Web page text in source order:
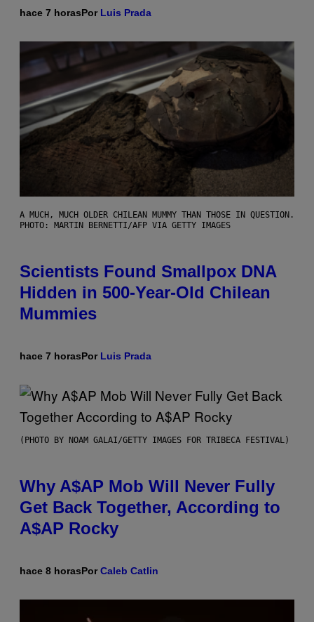
hace 7 horasPor Luis Prada
A MUCH, MUCH OLDER CHILEAN MUMMY THAN THOSE IN QUESTION.
PHOTO: MARTIN BERNETTI/AFP VIA GETTY IMAGES
Scientists Found Smallpox DNA
Hidden in 500-Year-Old Chilean
Mummies
hace 7 horasPor Luis Prada
(PHOTO BY NOAM GALAI/GETTY IMAGES FOR TRIBECA FESTIVAL)
Why A$AP Mob Will Never Fully
Get Back Together, According to
A$AP Rocky
hace 8 horasPorCaleb Catlin